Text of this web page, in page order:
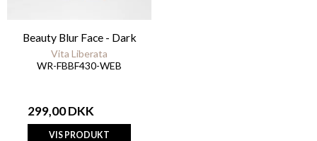
Beauty Blur Face - Dark
Vita Liberata
WR-FBBF430-WEB
299,00 DKK
VIS PRODUKT